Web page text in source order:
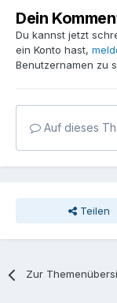
Dein
Du kannst jetzt
ein Konto hast,
Benutzernamen zu
Auf dieses
Teilen
Zur